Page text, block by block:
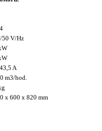
50 V/Hz
A
m3/hod.
x 600 x 820 mm